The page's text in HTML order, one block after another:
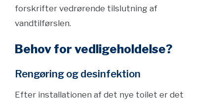
forskrifter vedrørende tilslutning af
vandtilførslen.
Behov for vedligeholdelse?
Rengøring og desinfektion
Efter installationen af det nye toilet er det